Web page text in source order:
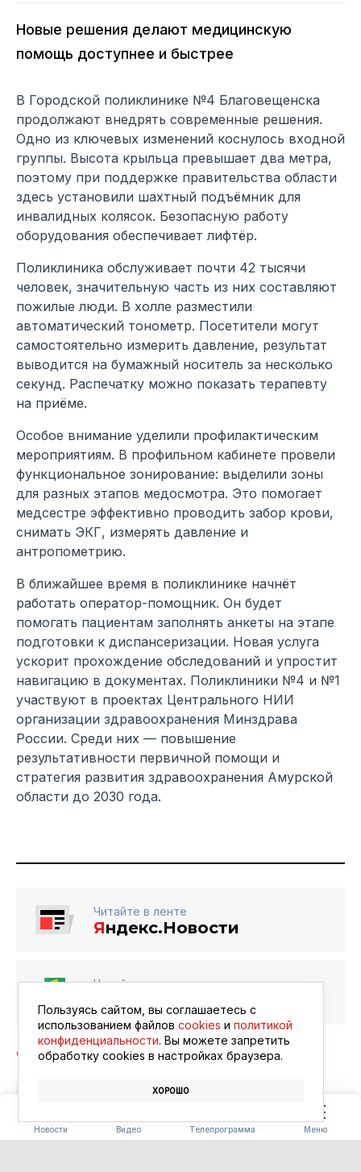
Новости Видео Телепрограмма Меню
Новые решения делают медицинскую
помощь доступнее и быстрее
В Городской поликлинике №4 Благовещенска
продолжают внедрять современные решения.
Одно из ключевых изменений коснулось входной
группы. Высота крыльца превышает два метра,
поэтому при поддержке правительства области
здесь установили шахтный подъёмник для
инвалидных колясок. Безопасную работу
оборудования обеспечивает лифтёр.
Поликлиника обслуживает почти 42 тысячи
человек, значительную часть из них составляют
пожилые люди. В холле разместили
автоматический тонометр. Посетители могут
самостоятельно измерить давление, результат
выводится на бумажный носитель за несколько
секунд. Распечатку можно показать терапевту
на приёме.
Особое внимание уделили профилактическим
мероприятиям. В профильном кабинете провели
функциональное зонирование: выделили зоны
для разных этапов медосмотра. Это помогает
медсестре эффективно проводить забор крови,
снимать ЭКГ, измерять давление и
антропометрию.
В ближайшее время в поликлинике начнёт
работать оператор-помощник. Он будет
помогать пациентам заполнять анкеты на этапе
подготовки к диспансеризации. Новая услуга
ускорит прохождение обследований и упростит
навигацию в документах. Поликлиники №4 и №1
участвуют в проектах Центрального НИИ
организации здравоохранения Минздрава
России. Среди них — повышение
результативности первичной помощи и
стратегия развития здравоохранения Амурской
области до 2030 года.
Читайте в ленте
Яндекс.Новости
Читайте в ленте
РЕМОНТ
Пользуясь сайтом, вы соглашаетесь с
использованием файлов cookies и политикой
конфиденциальности. Вы можете запретить
обработку сookies в настройках браузера.
ХОРОШО